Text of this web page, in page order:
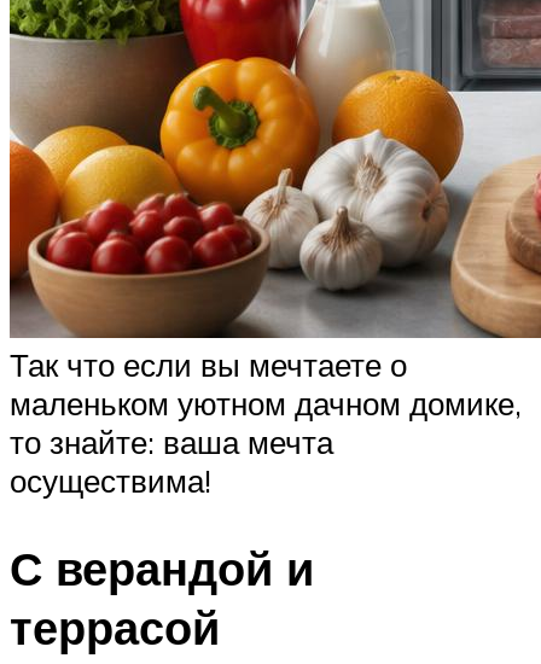
Так что если вы мечтаете о
маленьком уютном дачном домике,
то знайте: ваша мечта
осуществима!
С верандой и
террасой